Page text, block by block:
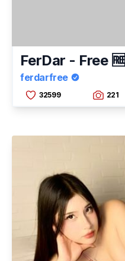
FerDar - Free 🆓
ferdarfree
32599 221